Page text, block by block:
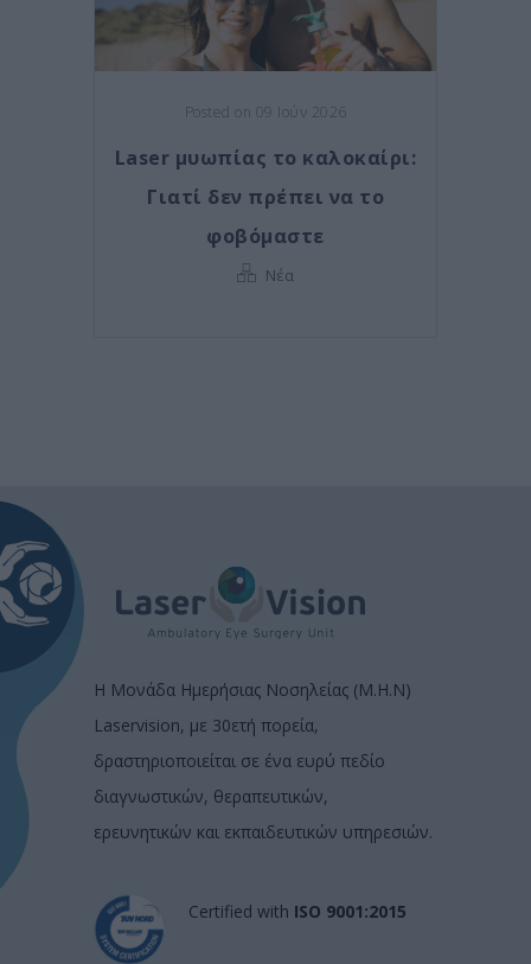
Posted on 09 Ιούν 2026
Laser μυωπίας το καλοκαίρι:
Γιατί δεν πρέπει να το
φοβόμαστε
Νέα
Η Μονάδα Ημερήσιας Νοσηλείας (Μ.Η.Ν)
Laservision, με 30ετή πορεία,
δραστηριοποιείται σε ένα ευρύ πεδίο
διαγνωστικών, θεραπευτικών,
ερευνητικών και εκπαιδευτικών υπηρεσιών.
Certified with ISO 9001:2015